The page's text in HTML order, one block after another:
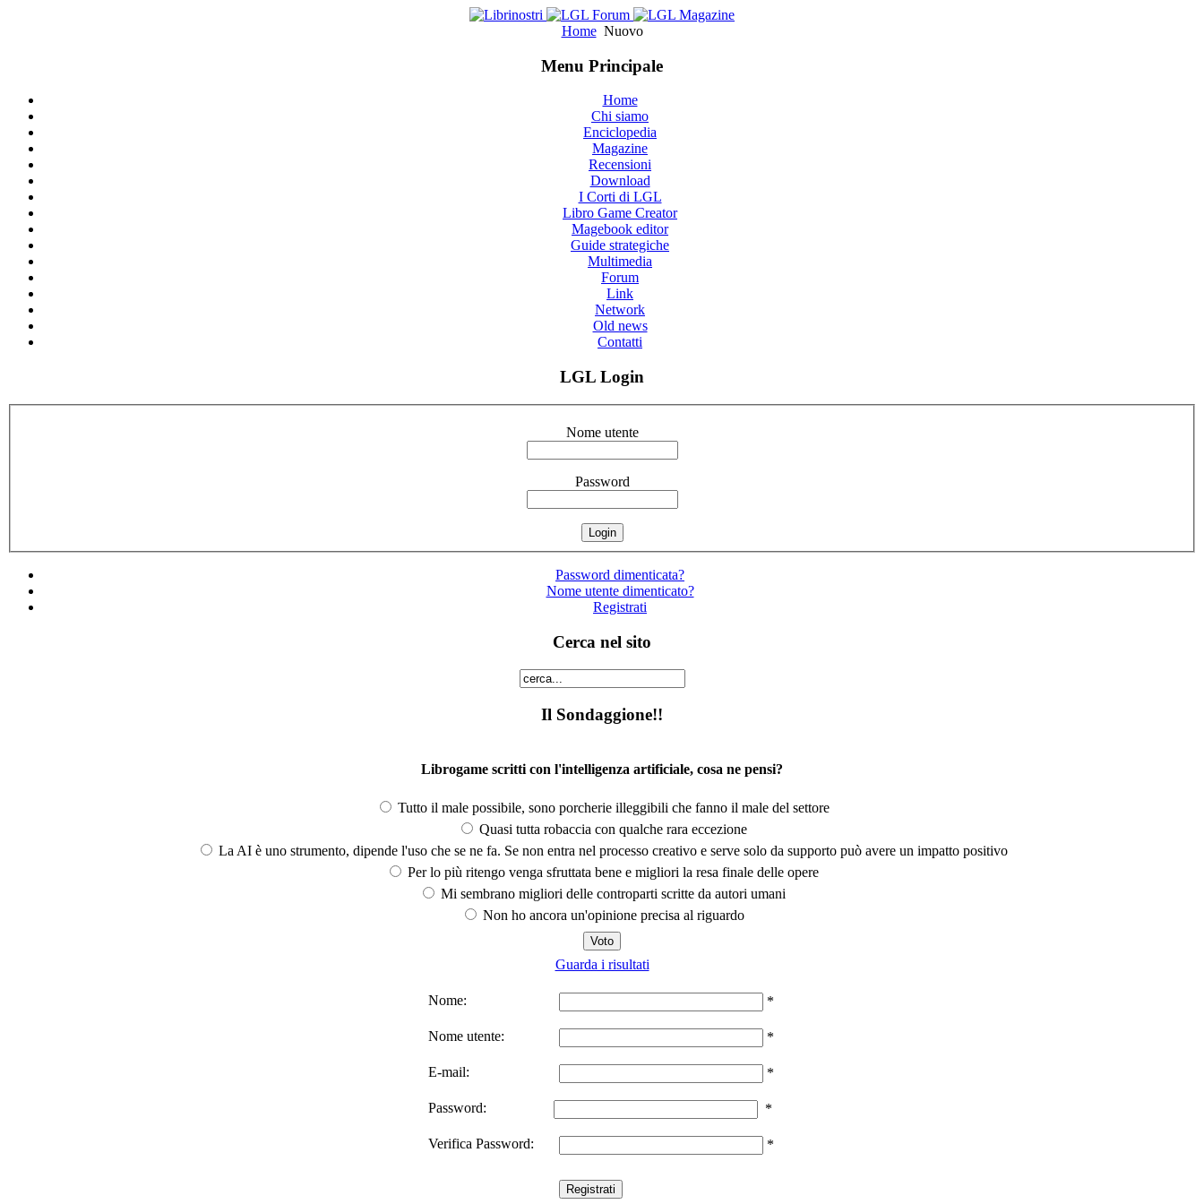
Home Nuovo
Menu Principale
Home
Chi siamo
Enciclopedia
Magazine
Recensioni
Download
I Corti di LGL
Libro Game Creator
Magebook editor
Guide strategiche
Multimedia
Forum
Link
Network
Old news
Contatti
LGL Login
Nome utente
Password
Password dimenticata?
Nome utente dimenticato?
Registrati
Cerca nel sito
Il Sondaggione!!
Librogame scritti con l'intelligenza artificiale, cosa ne pensi?
Tutto il male possibile, sono porcherie illeggibili che fanno il male del settore
Quasi tutta robaccia con qualche rara eccezione
La AI è uno strumento, dipende l'uso che se ne fa. Se non entra nel processo creativo e serve solo da supporto può avere un impatto positivo
Per lo più ritengo venga sfruttata bene e migliori la resa finale delle opere
Mi sembrano migliori delle controparti scritte da autori umani
Non ho ancora un'opinione precisa al riguardo
Guarda i risultati
Nome: *
Nome utente: *
E-mail: *
Password: *
Verifica Password: *
Registrati